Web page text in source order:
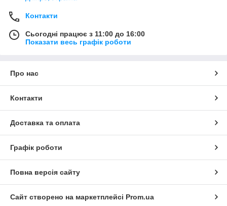
Контакти
Сьогодні працює з 11:00 до 16:00
Показати весь графік роботи
Про нас
Контакти
Доставка та оплата
Графік роботи
Повна версія сайту
Сайт створено на маркетплейсі Prom.ua